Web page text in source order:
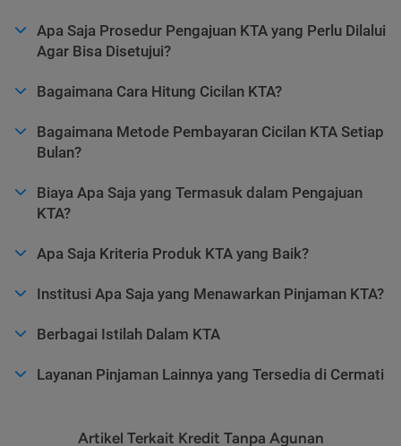
Apa Saja Prosedur Pengajuan KTA yang Perlu Dilalui
Agar Bisa Disetujui?
Bagaimana Cara Hitung Cicilan KTA?
Bagaimana Metode Pembayaran Cicilan KTA Setiap
Bulan?
Biaya Apa Saja yang Termasuk dalam Pengajuan
KTA?
Apa Saja Kriteria Produk KTA yang Baik?
Institusi Apa Saja yang Menawarkan Pinjaman KTA?
Berbagai Istilah Dalam KTA
Layanan Pinjaman Lainnya yang Tersedia di Cermati
Artikel Terkait Kredit Tanpa Agunan